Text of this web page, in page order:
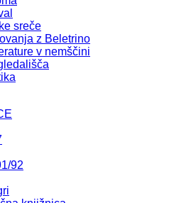
sreče
z Beletrino
v nemščini
92